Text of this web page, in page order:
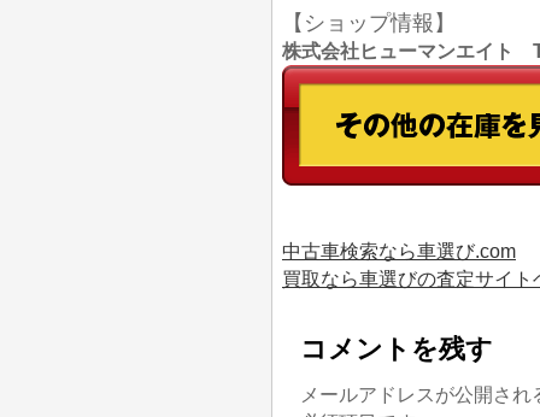
【ショップ情報】
株式会社ヒューマンエイト
中古車検索なら車選び.com
買取なら車選びの査定サイト
コメントを残す
メールアドレスが公開さ